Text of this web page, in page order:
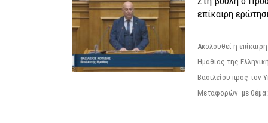
επίκαιρη
Ακολουθεί η
Ημαθίας της
Βασιλείου προς τον
Μεταφορών με θέμα: